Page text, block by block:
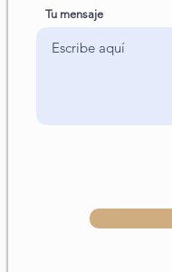
Tu mensaje